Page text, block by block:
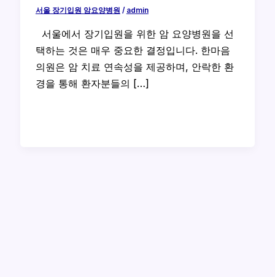
서울 장기입원 암요양병원 / admin
서울에서 장기입원을 위한 암 요양병원을 선
택하는 것은 매우 중요한 결정입니다. 한마음
의원은 암 치료 연속성을 제공하며, 안락한 환
경을 통해 환자분들의 […]